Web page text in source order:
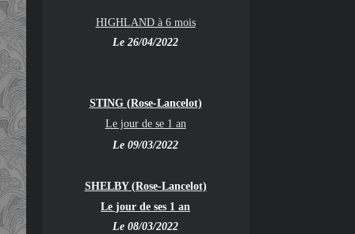
HIGHLAND à 6 mois
Le 26/04/2022
STING (Rose-Lancelot)
Le jour de se 1 an
Le 09/03/2022
SHELBY (Rose-Lancelot)
Le jour de ses 1 an
Le 08/03/2022